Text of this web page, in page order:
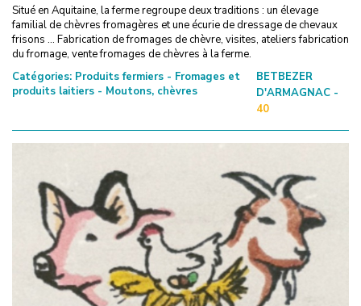
Situé en Aquitaine, la ferme regroupe deux traditions : un élevage
familial de chèvres fromagères et une écurie de dressage de chevaux
frisons ... Fabrication de fromages de chèvre, visites, ateliers fabrication
du fromage, vente fromages de chèvres à la ferme.
Catégories: Produits fermiers - Fromages et
produits laitiers - Moutons, chèvres
BETBEZER
D'ARMAGNAC -
40